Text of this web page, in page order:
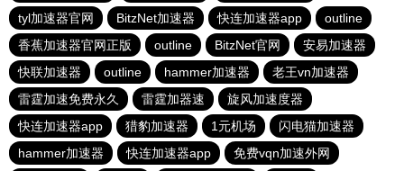
tyl加速器官网
BitzNet加速器 快连加速器app
outline
香蕉加速器官网正版
outline BitzNet官网
安易加速器
快联加速器
outline hammer加速器
老王vn加速器
雷霆加速免费永久
雷霆加器速
旋风加速度器
快连加速器app
猎豹加速器 1元机场
闪电猫加速器
hammer加速器
快连加速器app 免费vqn加速外网